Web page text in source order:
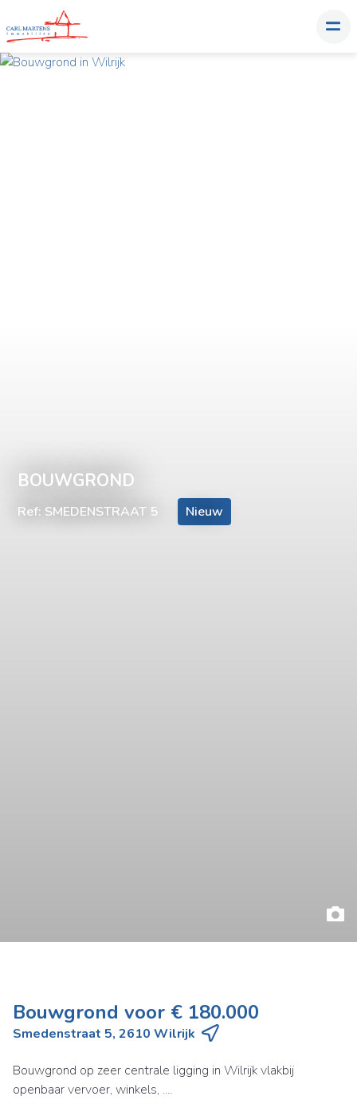
BOUWGROND
Ref: SMEDENSTRAAT 5 Nieuw
Bouwgrond voor € 180.000
Smedenstraat 5, 2610 Wilrijk
Bouwgrond op zeer centrale ligging in Wilrijk vlakbij
openbaar vervoer, winkels, ....